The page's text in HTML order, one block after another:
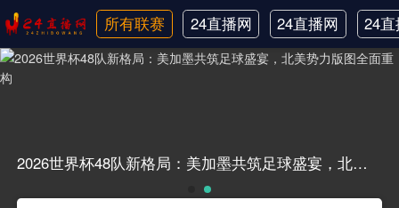
所有联赛
24直播网
日职联
24直播网
中甲
24
韩
2026世界杯48队新格局：美加墨共筑足球盛宴，北美势力版图全面重构2026世界杯48队新格局：美加墨共筑足球盛宴，北美势力版图全面重构